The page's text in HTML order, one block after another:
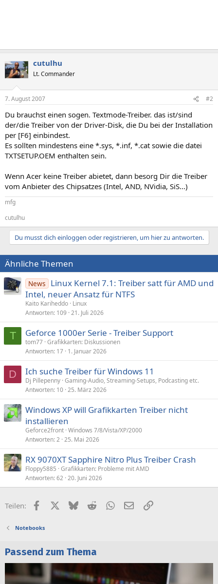
cutulhu
Lt. Commander
7. August 2007 #2
Du brauchst einen sogen. Textmode-Treiber. das ist/sind
der/die Treiber von der Driver-Disk, die Du bei der Installation
per [F6] einbindest.
Es sollten mindestens eine *.sys, *.inf, *.cat sowie die datei
TXTSETUP.OEM enthalten sein.
Wenn Acer keine Treiber abietet, dann besorg Dir die Treiber
vom Anbieter des Chipsatzes (Intel, AND, NVidia, SiS...)
mfg
cutulhu
Du musst dich einloggen oder registrieren, um hier zu antworten.
Ähnliche Themen
News
Linux Kernel 7.1: Treiber satt für AMD und
Intel, neuer Ansatz für NTFS
Kaito Kariheddo Linux
Antworten 109 21. Juli 2026
T Geforce 1000er Serie - Treiber Support
tom77 Grafikkarten: Diskussionen
Antworten 17 1. Januar 2026
D Ich suche Treiber für Windows 11
Dj Pillepenny Gaming-Audio, Streaming-Setups, Podcasting etc.
Antworten 10 25. März 2026
Windows XP will Grafikkarten Treiber nicht
installieren
Geforce2front Windows 7/8/Vista/XP/2000
Antworten 2 25. Mai 2026
RX 9070XT Sapphire Nitro Plus Treiber Crash
Floppy5885 Grafikkarten: Probleme mit AMD
Antworten 62 20. Juni 2026
Teilen: FacebookX (Twitter)
BlueskyRedditWhatsApp
E-MailLink
Notebooks
Passend zum Thema